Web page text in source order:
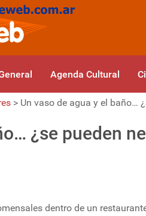
Agenda Cultural
> Un vaso de agua y el baño…
¿se pueden
dentro de un